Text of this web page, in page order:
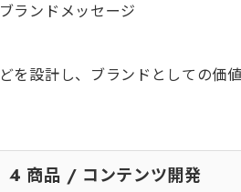
ランドメッセージ
を設計し、ブランドとしての価
4 商品 / コンテンツ開発